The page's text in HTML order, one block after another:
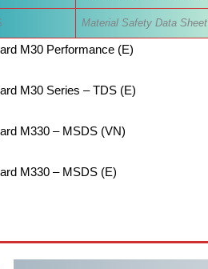
Material Safety Data Sheet
M30 Performance (E)
M30 Series – TDS (E)
M330 – MSDS (VN)
M330 – MSDS (E)